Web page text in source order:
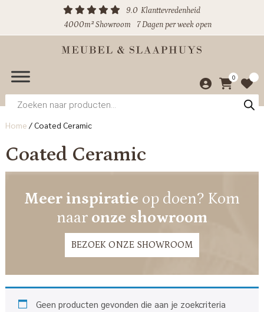
9.0 Klanttevredenheid
4000m² Showroom
7 Dagen per week open
0
Producten
zoeken
Home /Coated Ceramic
Coated Ceramic
Meer inspiratie op doen? Kom
naar onze showroom
BEZOEK ONZE SHOWROOM
Geen producten gevonden die aan je zoekcriteria